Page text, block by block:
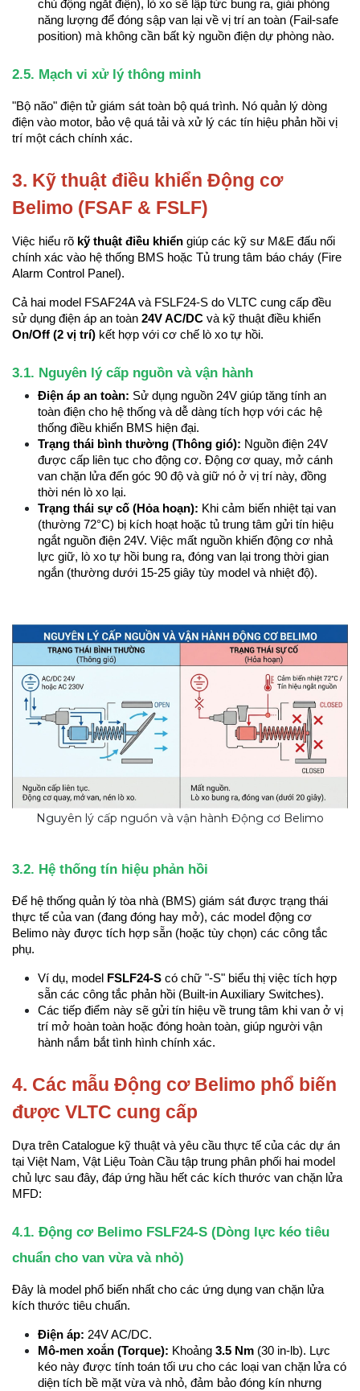
chủ động ngắt điện), lò xo sẽ lập tức bung ra, giải phóng
năng lượng để đóng sập van lại về vị trí an toàn (Fail-safe
position) mà không cần bất kỳ nguồn điện dự phòng nào.
2.5. Mạch vi xử lý thông minh
"Bộ não" điện tử giám sát toàn bộ quá trình. Nó quản lý dòng
điện vào motor, bảo vệ quá tải và xử lý các tín hiệu phản hồi vị
trí một cách chính xác.
3. Kỹ thuật điều khiển Động cơ
Belimo (FSAF & FSLF)
Việc hiểu rõ kỹ thuật điều khiển giúp các kỹ sư M&E đấu nối
chính xác vào hệ thống BMS hoặc Tủ trung tâm báo cháy (Fire
Alarm Control Panel).
Cả hai model FSAF24A và FSLF24-S do VLTC cung cấp đều
sử dụng điện áp an toàn 24V AC/DC
On/Off (2 vị trí) kết hợp với cơ chế lò xo tự hồi.
3.1. Nguyên lý cấp nguồn và vận hành
Điện áp an toàn: Sử dụng nguồn 24V giúp tăng tính an
toàn điện cho hệ thống và dễ dàng tích hợp với các hệ
thống điều khiển BMS hiện đại.
Trạng thái bình thường (Thông gió): Nguồn điện 24V
được cấp liên tục cho động cơ. Động cơ quay, mở cánh
van chặn lửa đến góc 90 độ và giữ nó ở vị trí này, đồng
thời nén lò xo lại.
Trạng thái sự cố (Hỏa hoạn): Khi cảm biến nhiệt tại van
(thường 72°C) bị kích hoạt hoặc tủ trung tâm gửi tín hiệu
ngắt nguồn điện 24V. Việc mất nguồn khiến động cơ nhả
lực giữ, lò xo tự hồi bung ra, đóng van lại trong thời gian
ngắn (thường dưới 15-25 giây tùy model và nhiệt độ).
Nguyên lý cấp nguồn và vận hành Động cơ Belimo
3.2. Hệ thống tín hiệu phản hồi
Để hệ thống quản lý tòa nhà (BMS) giám sát được trạng thái
thực tế của van (đang đóng hay mở), các model động cơ
Belimo này được tích hợp sẵn (hoặc tùy chọn) các công tắc
phụ.
Ví dụ, model FSLF24-S có chữ "-S" biểu thị việc tích hợp
sẵn các công tắc phản hồi (Built-in Auxiliary Switches).
Các tiếp điểm này sẽ gửi tín hiệu về trung tâm khi van ở vị
trí mở hoàn toàn hoặc đóng hoàn toàn, giúp người vận
hành nắm bắt tình hình chính xác.
4. Các mẫu Động cơ Belimo phổ biến
được VLTC cung cấp
Dựa trên Catalogue kỹ thuật và yêu cầu thực tế của các dự án
tại Việt Nam, Vật Liệu Toàn Cầu tập trung phân phối hai model
chủ lực sau đây, đáp ứng hầu hết các kích thước van chặn lửa
MFD:
4.1. Động cơ Belimo FSLF24-S (Dòng lực kéo tiêu
chuẩn cho van vừa và nhỏ)
Đây là model phổ biến nhất cho các ứng dụng van chặn lửa
kích thước tiêu chuẩn.
Điện áp: 24V AC/DC.
Mô-men xoắn (Torque): Khoảng 3.5 Nm (30 in-lb). Lực
kéo này được tính toán tối ưu cho các loại van chặn lửa có
diện tích bề mặt vừa và nhỏ, đảm bảo đóng kín nhưng